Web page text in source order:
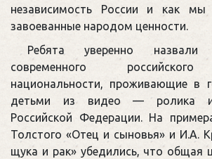
независимость России и как
завоеванные народом ценности.
Ребята уверенно
современного российского
национальности, проживающие в
детьми из видео — ролика
Российской Федерации. На
Толстого «Отец и сыновья» и И.А.
щука и рак» убедились, что общая